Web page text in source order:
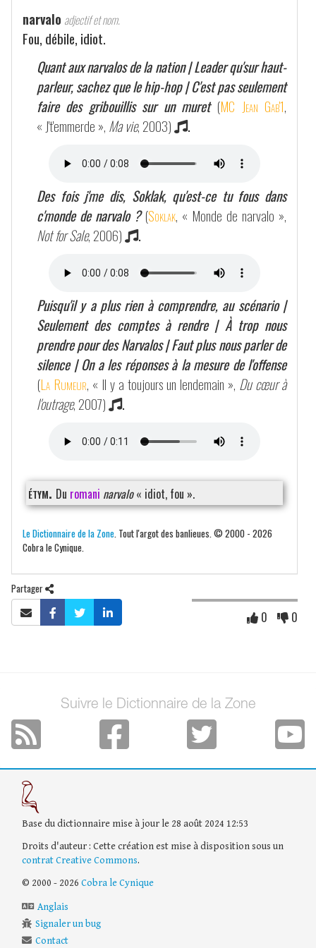
narvalo adjectif et nom.
Fou, débile, idiot.
Quant aux narvalos de la nation | Leader qu'sur haut-
parleur, sachez que le hip-hop | C'est pas seulement
faire des gribouillis sur un muret (MC Jean Gab'1,
« J't'emmerde », Ma vie, 2003) .
Des fois j'me dis, Soklak, qu'est-ce tu fous dans
c'monde de narvalo ? (Soklak, « Monde de narvalo »,
Not for Sale, 2006) .
Puisqu'il y a plus rien à comprendre, au scénario |
Seulement des comptes à rendre | À trop nous
prendre pour des Narvalos | Faut plus nous parler de
silence | On a les réponses à la mesure de l'offense
(La Rumeur, « Il y a toujours un lendemain », Du cœur à
l'outrage, 2007) .
étym. Du romani narvalo« idiot, fou ».
Le Dictionnaire de la Zone . Tout l'argot des banlieues. © 2000 - 2026
Cobra le Cynique.
Partager
0 0
Suivre le Dictionnaire de la Zone
Base du dictionnaire mise à jour le 28 août 2024 12:53
Droits d'auteur : Cette création est mise à disposition sous un
contrat Creative Commons.
© 2000 - 2026 Cobra le Cynique
Anglais
Signaler un bug
Contact